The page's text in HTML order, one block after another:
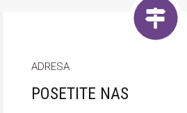
ADRESA
POSETITE NAS